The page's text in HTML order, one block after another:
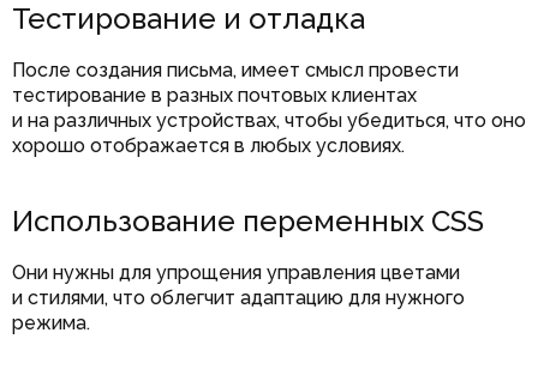
Тестирование и отладка
После создания письма, имеет смысл провести
тестирование в разных почтовых клиентах
и на различных устройствах, чтобы убедиться, что оно
хорошо отображается в любых условиях.
Использование переменных CSS
Они нужны для упрощения управления цветами
и стилями, что облегчит адаптацию для нужного
режима.